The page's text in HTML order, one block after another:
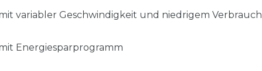
variabler Geschwindigkeit und niedrigem Verbrauch
Energiesparprogramm